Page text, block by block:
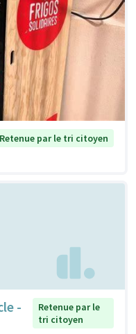
Retenue par le tri citoyen
-
Retenue par le
tri citoyen